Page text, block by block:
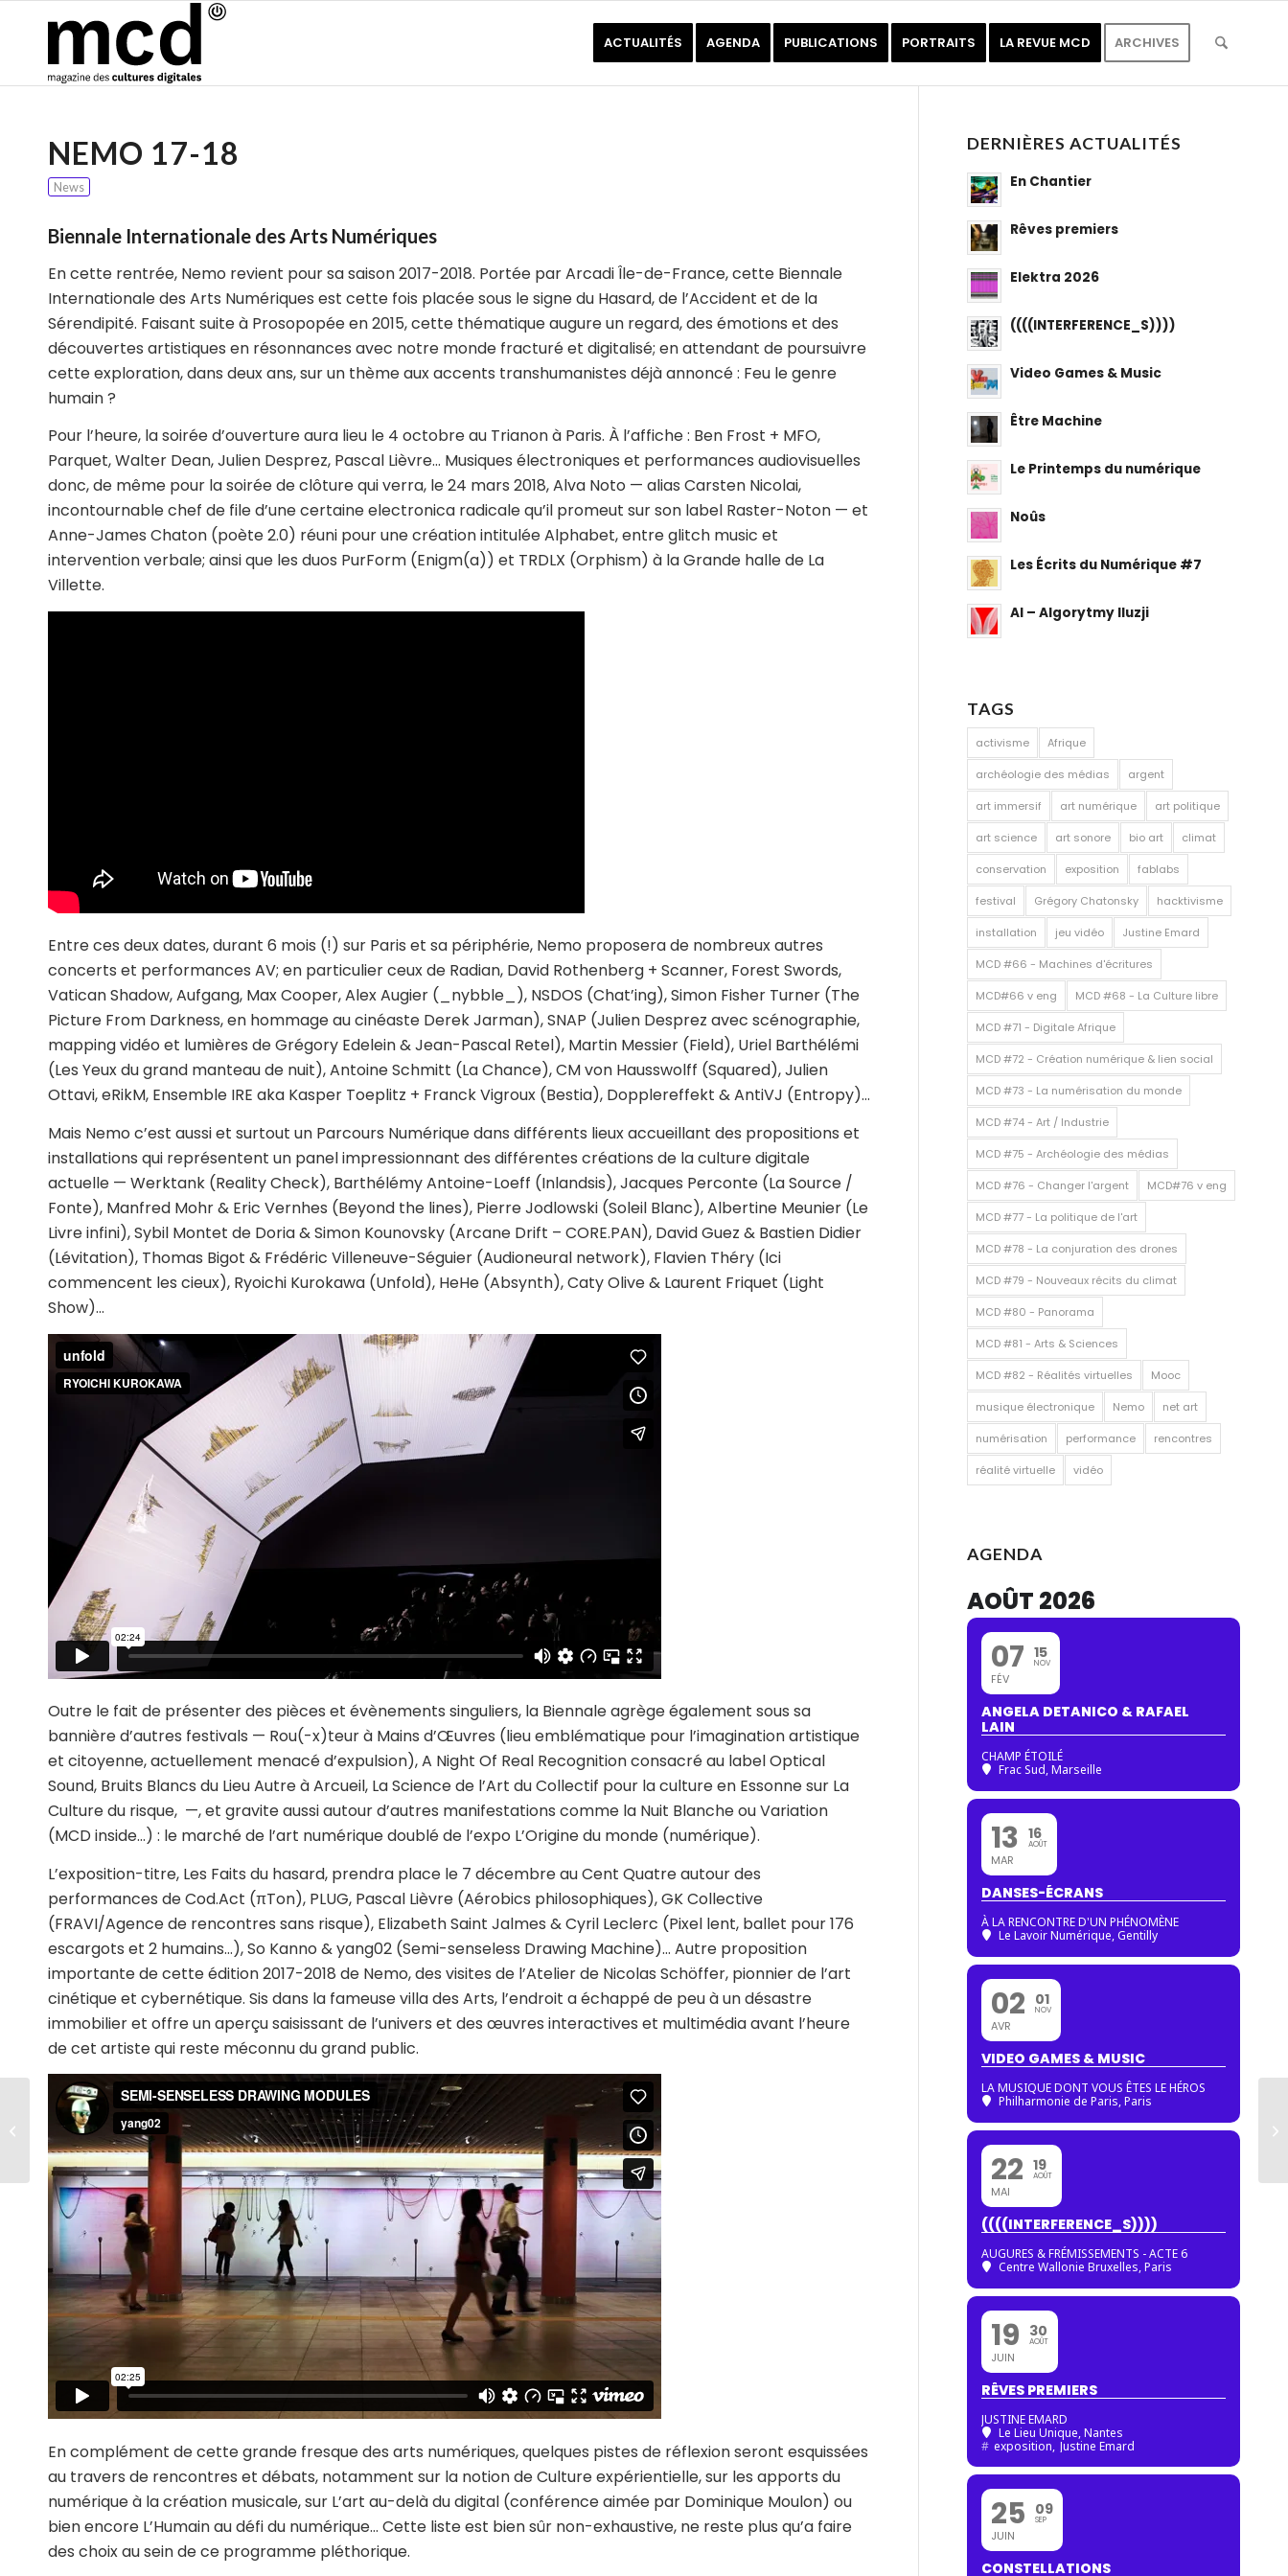
ACTUALITÉS AGENDA PUBLICATIONS PORTRAITS LA REVUE MCD ARCHIVES
NEMO 17-18
News
Biennale Internationale des Arts Numériques
En cette rentrée, Nemo revient pour sa saison 2017-2018. Portée par Arcadi Île-de-France, cette Biennale
Internationale des Arts Numériques est cette fois placée sous le signe du Hasard, de l’Accident et de la
Sérendipité. Faisant suite à Prosopopéeen 2015, cette thématique augure un regard, des émotions et des
découvertes artistiques en résonnances avec notre monde fracturé et digitalisé; en attendant de poursuivre
cette exploration, dans deux ans, sur un thème aux accents transhumanistes déjà annoncé : Feu le genre
humain ?
Pour l’heure, la soirée d’ouverture aura lieu le 4 octobre au Trianon à Paris. À l’affiche : Ben Frost + MFO,
Parquet, Walter Dean, Julien Desprez, Pascal Lièvre… Musiques électroniques et performances audiovisuelles
donc, de même pour la soirée de clôture qui verra, le 24 mars 2018, Alva Noto — alias Carsten Nicolai,
incontournable chef de file d’une certaine electronica radicale qu’il promeut sur son label Raster-Noton — et
Anne-James Chaton (poète 2.0) réuni pour une création intituléeAlphabet, entreglitch music et
intervention verbale; ainsi que les duos PurForm (Enigm(a)) et TRDLX (Orphism) à la Grande halle de La
Villette.
Entre ces deux dates, durant 6 mois (!) sur Paris et sa périphérie, Nemo proposera de nombreux autres
concerts et performances AV; en particulier ceux de Radian, David Rothenberg + Scanner, Forest Swords,
Vatican Shadow, Aufgang, Max Cooper, Alex Augier ( _nybble_ ), NSDOS (Chat’ing), Simon Fisher Turner (The
Picture From Darkness, en hommage au cinéaste Derek Jarman), SNAP (Julien Desprez avec scénographie,
mapping vidéo et lumières de Grégory Edelein & Jean-Pascal Retel), Martin Messier (Field), Uriel Barthélémi
(Les Yeux du grand manteau de nuit), Antoine Schmitt (La Chance), CM von Hausswolff (Squared), Julien
Ottavi, eRikM, Ensemble IRE aka Kasper Toeplitz + Franck Vigroux (Bestia), Dopplereffekt & AntiVJ (Entropy)…
Mais Nemo c’est aussi et surtout un Parcours Numériquedans différents lieux accueillant des propositions et
installations qui représentent un panel impressionnant des différentes créations de la culture digitale
actuelle — Werktank (Reality Check), Barthélémy Antoine-Loeff (Inlandsis), Jacques Perconte (La Source /
Fonte), Manfred Mohr & Eric Vernhes (Beyond the lines), Pierre Jodlowski (Soleil Blanc), Albertine Meunier (Le
Livre infini), Sybil Montet de Doria & Simon Kounovsky (Arcane Drift – CORE.PAN), David Guez & Bastien Didier
(Lévitation), Thomas Bigot & Frédéric Villeneuve-Séguier (Audioneural network), Flavien Théry (Ici
commencent les cieux), Ryoichi Kurokawa (Unfold), HeHe (Absynth), Caty Olive & Laurent Friquet (Light
Show)…
Outre le fait de présenter des pièces et évènements singuliers, la Biennale agrège également sous sa
bannière d’autres festivals — Rou(-x)teurà Mains d’Œuvres (lieu emblématique pour l’imagination artistique
et citoyenne,actuellement menacé d’expulsion),A Night Of Real Recognitionconsacré au label Optical
Sound, Bruits Blancs du Lieu Autre à Arcueil, La Science de l’Art du Collectif pour la culture en Essonne sur La
Culture du risque, —, et gravite aussi autour d’autres manifestations comme la Nuit BlancheouVariation
(MCD inside…) : le marché de l’art numérique doublé de l’expo L’Origine du monde (numérique).
L’exposition-titre, Les Faits du hasard, prendra place le 7 décembre au Cent Quatre autour des
performances de Cod.Act (πTon), PLUG, Pascal Lièvre (Aérobics philosophiques), GK Collective
(FRAVI/Agence de rencontres sans risque), Elizabeth Saint Jalmes & Cyril Leclerc (Pixel lent, ballet pour 176
escargots et 2 humains…), So Kanno & yang02 (Semi-senseless Drawing Machine)… Autre proposition
importante de cette édition 2017-2018 de Nemo, des visites de l’Atelier de Nicolas Schöffer, pionnier de l’art
cinétique et cybernétique. Sis dans la fameuse villa des Arts, l’endroit a échappé de peu à un désastre
immobilier et offre un aperçu saisissant de l’univers et des œuvres interactives et multimédia avant l’heure
de cet artiste qui reste méconnu du grand public.
En complément de cette grande fresque des arts numériques, quelques pistes de réflexion seront esquissées
au travers de rencontres et débats, notamment sur la notion deCulture expérientielle, sur les apports du
numérique à la création musicale, sur L’art au-delà du digital (conférence aimée par Dominique Moulon) ou
bien encore L’Humain au défi du numérique… Cette liste est bien sûr non-exhaustive, ne reste plus qu’a faire
des choix au sein de ce programme pléthorique.
DERNIÈRES ACTUALITÉS
En Chantier
Rêves premiers
Elektra 2026
((((INTERFERENCE_S))))
Video Games & Music
Être Machine
Le Printemps du numérique
Noûs
Les Écrits du Numérique #7
AI – Algorytmy Iluzji
TAGS
activisme Afrique
archéologie des médias argent
art immersif art numérique art politique
art science art sonore bio art climat
conservation exposition fablabs
festival Grégory Chatonsky hacktivisme
installation jeu vidéo Justine Emard
MCD #66 - Machines d'écritures
MCD#66 v eng MCD #68 - La Culture libre
MCD #71 - Digitale Afrique
MCD #72 - Création numérique & lien social
MCD #73 - La numérisation du monde
MCD #74 - Art / Industrie
MCD #75 - Archéologie des médias
MCD #76 - Changer l'argent MCD#76 v eng
MCD #77 - La politique de l'art
MCD #78 - La conjuration des drones
MCD #79 - Nouveaux récits du climat
MCD #80 - Panorama
MCD #81 - Arts & Sciences
MCD #82 - Réalités virtuelles Mooc
musique électronique Nemo net art
numérisation performance rencontres
réalité virtuelle vidéo
AGENDA
AOÛT 2026
07
FÉV
15
NOV
ANGELA DETANICO & RAFAEL
LAIN
CHAMP ÉTOILÉ
Frac Sud, Marseille
13
MAR
16
AOÛT
DANSES-ÉCRANS
À LA RENCONTRE D'UN PHÉNOMÈNE
Le Lavoir Numérique, Gentilly
02
AVR
01
NOV
VIDEO GAMES & MUSIC
LA MUSIQUE DONT VOUS ÊTES LE HÉROS
Philharmonie de Paris, Paris
22
MAI
19
AOÛT
((((INTERFERENCE_S))))
AUGURES & FRÉMISSEMENTS - ACTE 6
Centre Wallonie Bruxelles, Paris
19
JUIN
30
AOÛT
RÊVES PREMIERS
JUSTINE EMARD
Le Lieu Unique, Nantes
# exposition, Justine Emard
25
JUIN
09
SEP
CONSTELLATIONS
!Mediengruppe Bitnik